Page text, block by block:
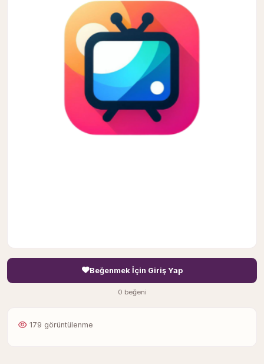
Beğenmek İçin Giriş Yap
0 beğeni
179 görüntülenme